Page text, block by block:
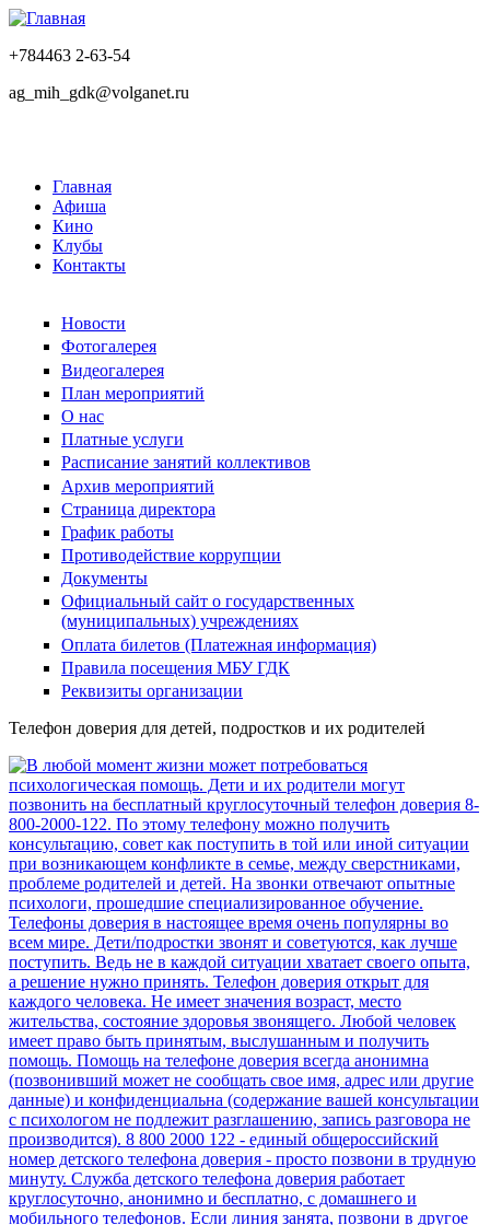
+784463 2-63-54
ag_mih_gdk@volganet.ru
Главная
Афиша
Кино
Клубы
Контакты
Новости
Фотогалерея
Видеогалерея
План мероприятий
О нас
Платные услуги
Расписание занятий коллективов
Архив мероприятий
Страница директора
График работы
Противодействие коррупции
Документы
Официальный сайт о государственных
(муниципальных) учреждениях
Оплата билетов (Платежная информация)
Правила посещения МБУ ГДК
Реквизиты организации
Телефон доверия для детей, подростков и их родителей